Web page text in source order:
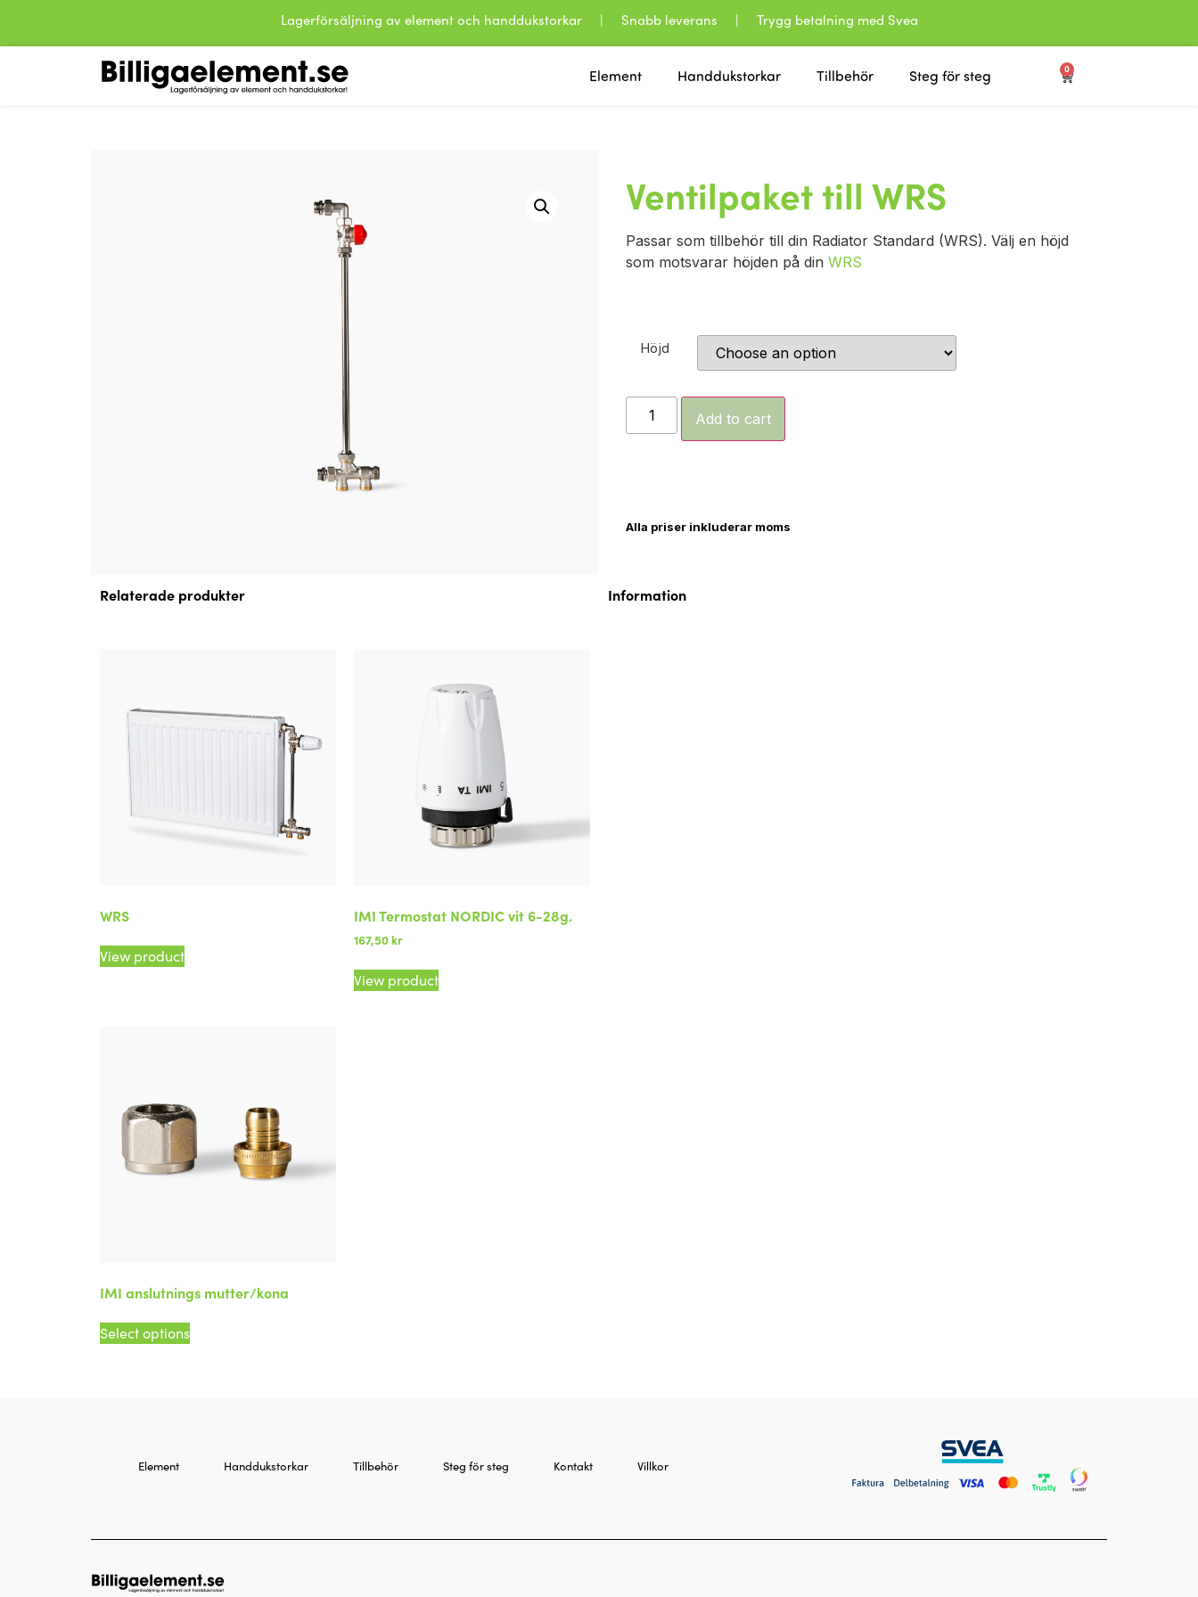
Lagerförsäljning av element och handdukstorkar | Snabb leverans | Trygg betalning med Svea
Element Handdukstorkar Tillbehör Steg för steg 0
Ventilpaket till WRS
Passar som tillbehör till din Radiator Standard (WRS). Välj en höjd
som motsvarar höjden på din WRS
Höjd
Add to cart
Alla priser inkluderar moms
Relaterade produkter
WRS
View product
IMI Termostat NORDIC vit 6-28g.
167,50 kr
View product
IMI anslutnings mutter/kona
Select options
Information
Element Handdukstorkar Tillbehör Steg för steg Kontakt Villkor